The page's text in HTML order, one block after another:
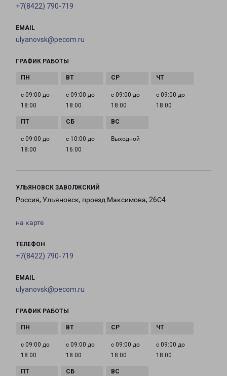
+7(8422) 790-719
EMAIL
ulyanovsk@pecom.ru
ГРАФИК РАБОТЫ
с 09:00 до
18:00
с 09:00 до
18:00
с 09:00 до
18:00
с 09:00 до
18:00
с 09:00 до
18:00
с 10:00 до
16:00
Выходной
УЛЬЯНОВСК ЗАВОЛЖСКИЙ
Россия, Ульяновск, проезд Максимова, 26С4
на карте
ТЕЛЕФОН
+7(8422) 790-719
EMAIL
ulyanovsk@pecom.ru
ГРАФИК РАБОТЫ
с 09:00 до
18:00
с 09:00 до
18:00
с 09:00 до
18:00
с 09:00 до
18:00